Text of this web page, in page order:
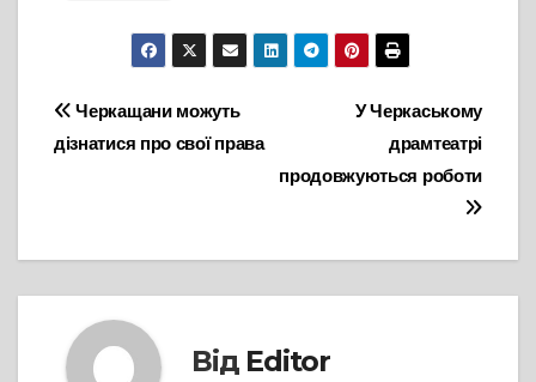
Навігація
записів
У Черкаському
драмтеатрі
продовжуються роботи
Черкащани можуть
дізнатися про свої права
Від Editor